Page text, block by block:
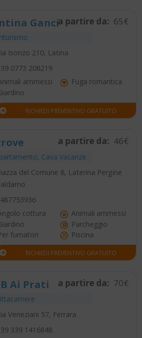
Gancia partire da: 65€
Isonzo 210, Latina
0773 208219
ammessi
Fuga romantica
RICHIEDI PREVENTIVO GRATUITO
, Casa Vacanze
a partire da: 46€
del Comune 8, Laterina Pergine
cottura
Animali ammessi
Parcheggio
fumatori
Piscina
RICHIEDI PREVENTIVO GRATUITO
Ai Prati a partire da: 70€
Veneziani 57, Ferrara
339 1416848